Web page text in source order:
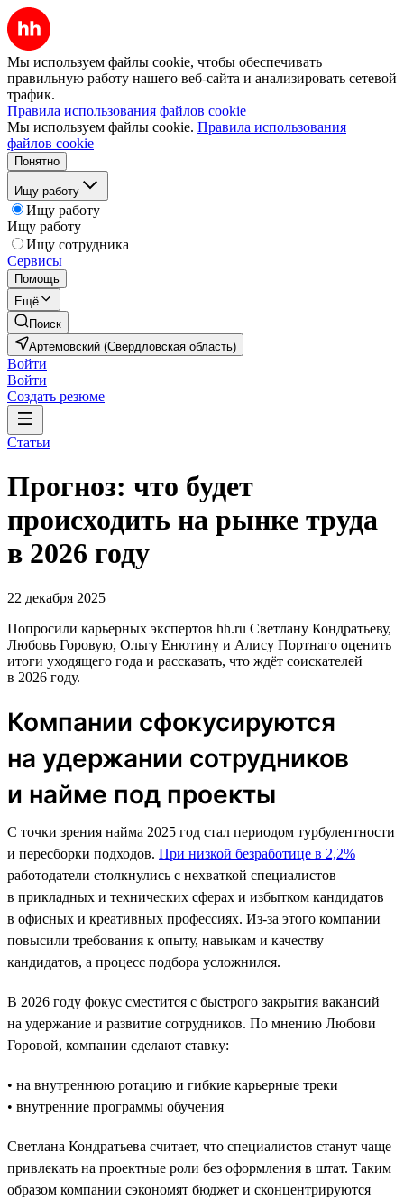
Мы используем файлы cookie, чтобы обеспечивать
правильную работу нашего веб-сайта и анализировать сетевой
трафик.
Правила использования файлов cookie
Мы используем файлы cookie. Правила использования
файлов cookie
Понятно
Ищу работу
Ищу работу
Ищу работу
Ищу сотрудника
Сервисы
Помощь
Ещё
Поиск
Артемовский (Свердловская область)
Войти
Войти
Создать резюме
Статьи
Прогноз: что будет
происходить на рынке труда
в 2026 году
22 декабря 2025
Попросили карьерных экспертов hh.ru Светлану Кондратьеву,
Любовь Горовую, Ольгу Енютину и Алису Портнаго оценить
итоги уходящего года и рассказать, что ждёт соискателей
в 2026 году.
Компании сфокусируются
на удержании сотрудников
и найме под проекты
С точки зрения найма 2025 год стал периодом турбулентности
и пересборки подходов. При низкой безработице в 2,2%
работодатели столкнулись с нехваткой специалистов
в прикладных и технических сферах и избытком кандидатов
в офисных и креативных профессиях. Из-за этого компании
повысили требования к опыту, навыкам и качеству
кандидатов, а процесс подбора усложнился.
В 2026 году фокус сместится с быстрого закрытия вакансий
на удержание и развитие сотрудников. По мнению Любови
Горовой, компании сделают ставку:
• на внутреннюю ротацию и гибкие карьерные треки
• внутренние программы обучения
Светлана Кондратьева считает, что специалистов станут чаще
привлекать на проектные роли без оформления в штат. Таким
образом компании сэкономят бюджет и сконцентрируются